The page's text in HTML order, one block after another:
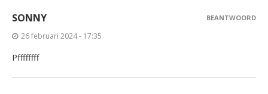
SONNY
26 februari 2024 - 17:35
Pffffffff
BEANTWOORD